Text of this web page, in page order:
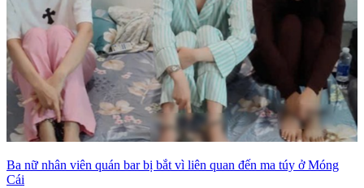
Ba nữ nhân viên quán bar bị bắt vì liên quan đến ma túy ở Móng
Cái